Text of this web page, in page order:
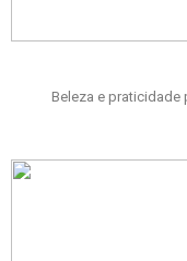
Beleza e praticidade